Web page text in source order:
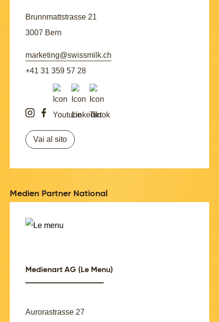
Brunnmattstrasse 21
3007 Bern
marketing@swissmilk.ch
+41 31 359 57 28
Vai al sito
Medien Partner National
Medienart AG (Le Menu)
Aurorastrasse 27